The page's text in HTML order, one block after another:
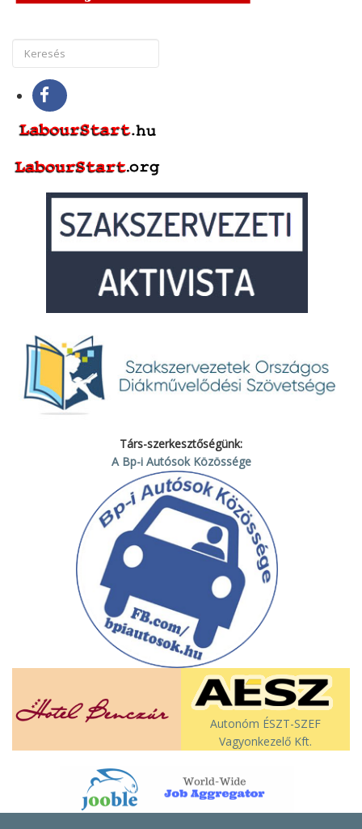
Társ-szerkesztőségünk:
A Bp-i Autósok Közössége
Autonóm ÉSZT-SZEF
Vagyonkezelő Kft.